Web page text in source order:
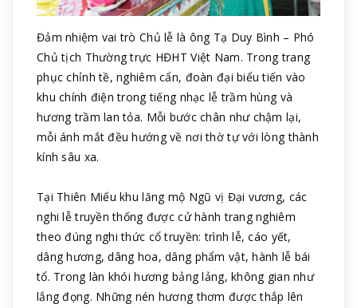
Đảm nhiệm vai trò Chủ lễ là ông Tạ Duy Bình – Phó
Chủ tịch Thường trực HĐHT Việt Nam. Trong trang
phục chỉnh tề, nghiêm cẩn, đoàn đại biểu tiến vào
khu chính điện trong tiếng nhạc lễ trầm hùng và
hương trầm lan tỏa. Mỗi bước chân như chậm lại,
mỗi ánh mắt đều hướng về nơi thờ tự với lòng thành
kính sâu xa.
Tại Thiên Miếu khu lăng mộ Ngũ vị Đại vương, các
nghi lễ truyền thống được cử hành trang nghiêm
theo đúng nghi thức cổ truyền: trình lễ, cáo yết,
dâng hương, dâng hoa, dâng phẩm vật, hành lễ bái
tổ. Trong làn khói hương bảng lảng, không gian như
lắng đọng. Những nén hương thơm được thắp lên